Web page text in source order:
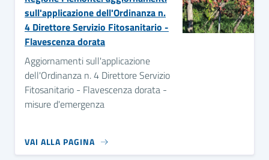
sull'applicazione dell'Ordinanza n.
4 Direttore Servizio Fitosanitario -
Flavescenza dorata
Aggiornamenti sull'applicazione
dell'Ordinanza n. 4 Direttore Servizio
Fitosanitario - Flavescenza dorata -
misure d'emergenza
VAI ALLA PAGINA